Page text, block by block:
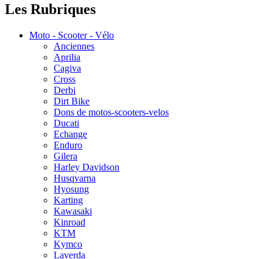
Les Rubriques
Moto - Scooter - Vélo
Anciennes
Aprilia
Cagiva
Cross
Derbi
Dirt Bike
Dons de motos-scooters-velos
Ducati
Echange
Enduro
Gilera
Harley Davidson
Husqvarna
Hyosung
Karting
Kawasaki
Kinroad
KTM
Kymco
Laverda